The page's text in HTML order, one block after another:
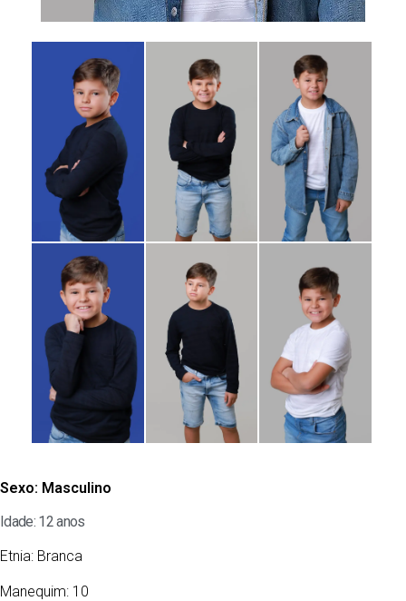
Sexo: Masculino
Idade: 12 anos
Etnia: Branca
Manequim: 10